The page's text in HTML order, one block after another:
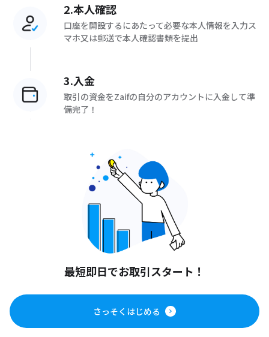
2.本人確認
口座を開設するにあたって必要な本人情報を入力ス
マホ又は郵送で本人確認書類を提出
3.入金
取引の資金をZaifの自分のアカウントに入金して準
備完了！
最短即日でお取引スタート！
さっそくはじめる